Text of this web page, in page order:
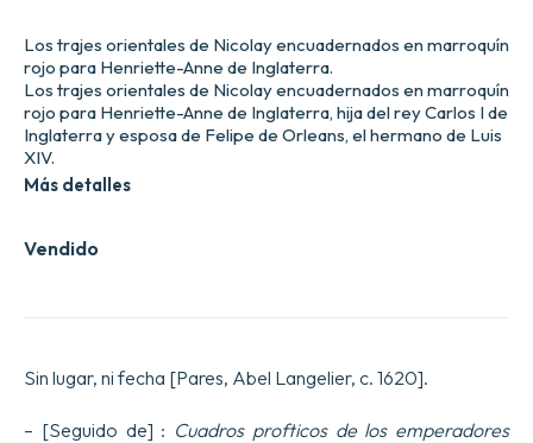
Vendido
Los trajes orientales de Nicolay encuadernados en marroquín
rojo para Henriette-Anne de Inglaterra.
Los trajes orientales de Nicolay encuadernados en marroquín
rojo para Henriette-Anne de Inglaterra, hija del rey Carlos I de
Inglaterra y esposa de Felipe de Orleans, el hermano de Luis
XIV.
Más detalles
Sin lugar, ni fecha [Pares, Abel Langelier, c. 1620].
– [Seguido de] : Cuadros profticos de los emperadores